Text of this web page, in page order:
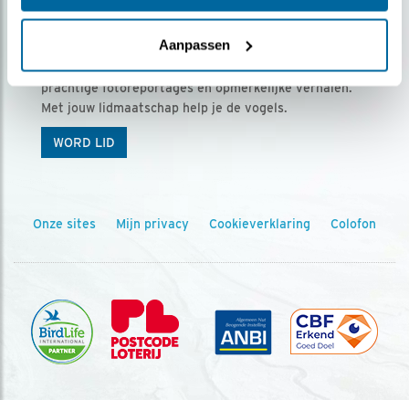
Aanpassen
Ontvang 5 x Vogels voor € 36,00 per jaar
Vogels is het tijdschrift voor onze leden, met
prachtige fotoreportages en opmerkelijke verhalen.
Met jouw lidmaatschap help je de vogels.
WORD LID
Onze sites Mijn privacy Cookieverklaring Colofon